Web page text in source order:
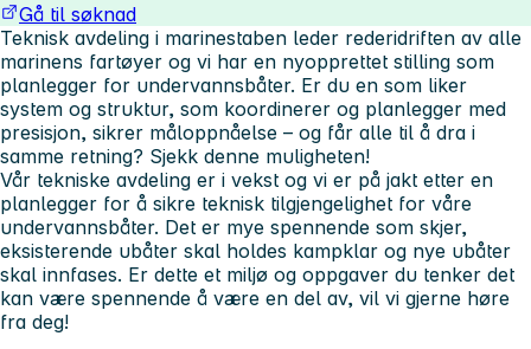
Gå til søknad
Teknisk avdeling i marinestaben leder rederidriften av alle
marinens fartøyer og vi har en nyopprettet stilling som
planlegger for undervannsbåter. Er du en som liker
system og struktur, som koordinerer og planlegger med
presisjon, sikrer måloppnåelse – og får alle til å dra i
samme retning? Sjekk denne muligheten!
Vår tekniske avdeling er i vekst og vi er på jakt etter en
planlegger for å sikre teknisk tilgjengelighet for våre
undervannsbåter. Det er mye spennende som skjer,
eksisterende ubåter skal holdes kampklar og nye ubåter
skal innfases. Er dette et miljø og oppgaver du tenker det
kan være spennende å være en del av, vil vi gjerne høre
fra deg!